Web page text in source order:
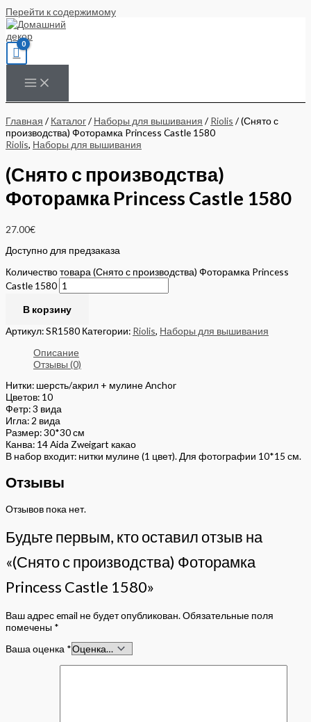
Перейти к содержимому
Главная / Каталог/ Наборы для вышивания / Riolis / (Снято с
производства) Фоторамка Princess Castle 1580
Riolis, Наборы для вышивания
(Снято с производства)
Фоторамка Princess Castle 1580
27.00€
Доступно для предзаказа
Количество товара (Снято с производства) Фоторамка Princess
Castle 1580
В корзину
Артикул:SR1580 Категории: Riolis, Наборы для вышивания
Описание
Отзывы (0)
Нитки: шерсть/акрил + мулине Anchor
Цветов: 10
Фетр: 3 вида
Игла: 2 вида
Размер: 30*30 см
Канва: 14 Aida Zweigart какао
В набор входит: нитки мулине (1 цвет). Для фотографии 10*15 см.
Отзывы
Отзывов пока нет.
Будьте первым, кто оставил отзыв на
«(Снято с производства) Фоторамка
Princess Castle 1580»
Ваш адрес email не будет опубликован.Обязательные поля
помечены *
Ваша оценка *